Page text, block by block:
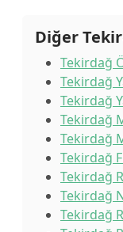
Diğer
Tekirdağ
Tekirdağ
Tekirdağ
Tekirdağ
Tekirdağ
Tekirdağ
Tekirdağ
Tekirdağ
Tekirdağ